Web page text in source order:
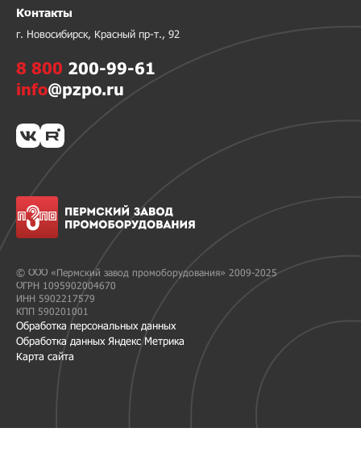
© ООО «Пермский завод промоборудования» 2009-2025
ОГРН 1095902004670
ИНН 5902217579
КПП 590201001
Обработка персональных данных
Обработка данных Яндекс Метрика
Карта сайта
Контакты
г. Новосибирск, Красный пр-т., 92
8 800 200-99-61
info@pzpo.ru